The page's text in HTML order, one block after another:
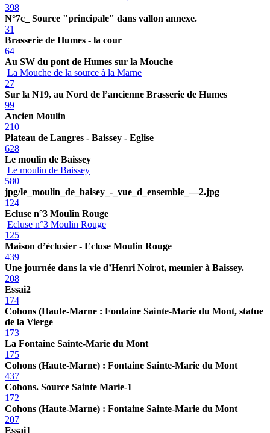
398
N°7c_ Source "principale" dans vallon annexe.
31
Brasserie de Humes - la cour
64
Au SW du pont de Humes sur la Mouche
La Mouche de la source à la Marne
27
Sur la N19, au Nord de l’ancienne Brasserie de Humes
99
Ancien Moulin
210
Plateau de Langres - Baissey - Eglise
628
Le moulin de Baissey
Le moulin de Baissey
580
jpg/le_moulin_de_baisey_-_vue_d_ensemble_—2.jpg
124
Ecluse n°3 Moulin Rouge
Ecluse n°3 Moulin Rouge
125
Maison d’éclusier - Ecluse Moulin Rouge
439
Une journée dans la vie d’Henri Noirot, meunier à Baissey.
208
Essai2
174
Cohons (Haute-Marne : Fontaine Sainte-Marie du Mont, statue
de la Vierge
173
La Fontaine Sainte-Marie du Mont
175
Cohons (Haute-Marne) : Fontaine Sainte-Marie du Mont
437
Cohons. Source Sainte Marie-1
172
Cohons (Haute-Marne) : Fontaine Sainte-Marie du Mont
207
Essai1